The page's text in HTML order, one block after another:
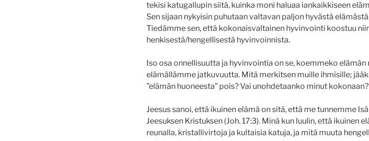
tekisi katugallupin siitä, kuinka moni haluaa iankaikkiseen
Sen sijaan nykyisin puhutaan valtavan paljon hyvästä
Tiedämme sen, että kokonaisvaltainen hyvinvointi koostuu
henkisestä/hengellisestä hyvinvoinnista.
Iso osa onnellisuutta ja hyvinvointia on se, koemmeko
elämällämme jatkuvuutta. Mitä merkitsen muille ihmisille;
”elämän huoneesta” pois? Vai unohdetaanko minut kokonaan?
Jeesus sanoi, että ikuinen elämä on sitä, että me tunnemme
Jeesuksen Kristuksen (Joh. 17:3). Minä kun luulin, että ikuinen
reunalla, kristallivirtoja ja kultaisia katuja, ja mitä muuta